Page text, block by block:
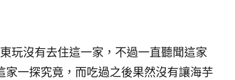
玩沒有去住這一家，不過一直聽聞這家
家一探究竟，而吃過之後果然沒有讓海芋